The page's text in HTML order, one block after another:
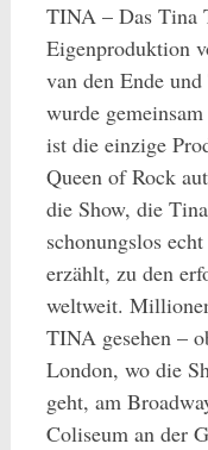
TINA – Das Tina
Eigenproduktion
van den Ende
wurde
ist die einzige
Queen of Rock
die Show, die
schonungslos
erzählt, zu den
weltweit.
TINA gesehen –
London, wo die
geht, am
Coliseum an der